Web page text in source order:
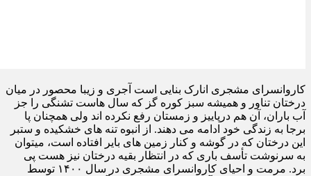
کاروانسرای مشجری انارک بنایی است آجری و زیبا محصور در میان
درختان تناور و همیشه سبز کوره گز که سال هاست تشنگی را جز
آب باران، آن هم درپاییز و زمستان رفع نکرده اند ولی همچنان پا
برجا به زندگی خود ادامه می دهند. از انبوه تنه های خشکیده و ستبر
این درختان که در گوشه و کنار زمین های بایر افتاده است، میتوان
به سرنوشت تأسف باری که در انتظار بقیه درختان نیز هست پی
برد. مرمت و احیای کاروانسرای مشجری در سال ۱۴۰۰ توسط